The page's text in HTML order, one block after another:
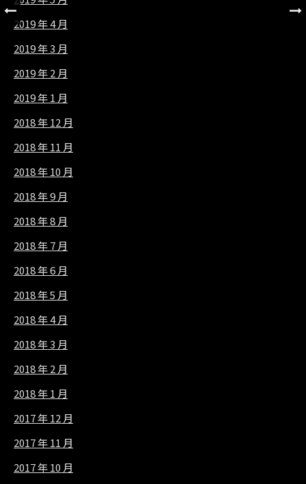
2019 年 4 月
2019 年 3 月
2019 年 2 月
2019 年 1 月
2018 年 12 月
2018 年 11 月
2018 年 10 月
2018 年 9 月
2018 年 8 月
2018 年 7 月
2018 年 6 月
2018 年 5 月
2018 年 4 月
2018 年 3 月
2018 年 2 月
2018 年 1 月
2017 年 12 月
2017 年 11 月
2017 年 10 月